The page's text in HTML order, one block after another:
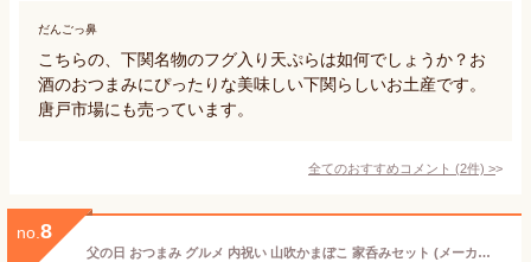
だんごっ鼻
こちらの、下関名物のフグ入り天ぷらは如何でしょうか？お
酒のおつまみにぴったりな美味しい下関らしいお土産です。
唐戸市場にも売っています。
全てのおすすめコメント (2件) >
no. 8
父の日 おつまみ グルメ 内祝い 山吹かまぼこ 家呑みセット (メーカー直送)(のし・包装紙・メッセージカード不可)(冷蔵便) 蒲鉾 かまぼこ 竹輪 ちくわ 天ぷら てんぷら ちんぴら ワイン専用かまぼこ じんだ煮 家飲み JGS 送料無料 父の日ギフト